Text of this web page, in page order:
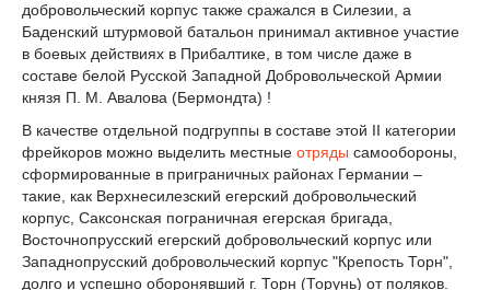
добровольческий корпус также сражался в Силезии, а
Баденский штурмовой батальон принимал активное участие
в боевых действиях в Прибалтике, в том числе даже в
составе белой Русской Западной Добровольческой Армии
князя П. М. Авалова (Бермондта) !
В качестве отдельной подгруппы в составе этой II категории
фрейкоров можно выделить местные отряды самообороны,
сформированные в приграничных районах Германии –
такие, как Верхнесилезский егерский добровольческий
корпус, Саксонская пограничная егерская бригада,
Восточнопрусский егерский добровольческий корпус или
Западнопрусский добровольческий корпус "Крепость Торн",
долго и успешно оборонявший г. Торн (Торунь) от поляков.